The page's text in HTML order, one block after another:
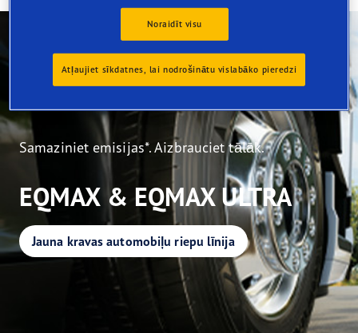
Samaziniet emisijas*. Aizbrauciet tālāk.
EQMAX & EQMAX ULTRA
Jauna kravas automobiļu riepu līnija
Noraidīt visu
Atļaujiet sīkdatnes, lai nodrošinātu vislabāko pieredzi